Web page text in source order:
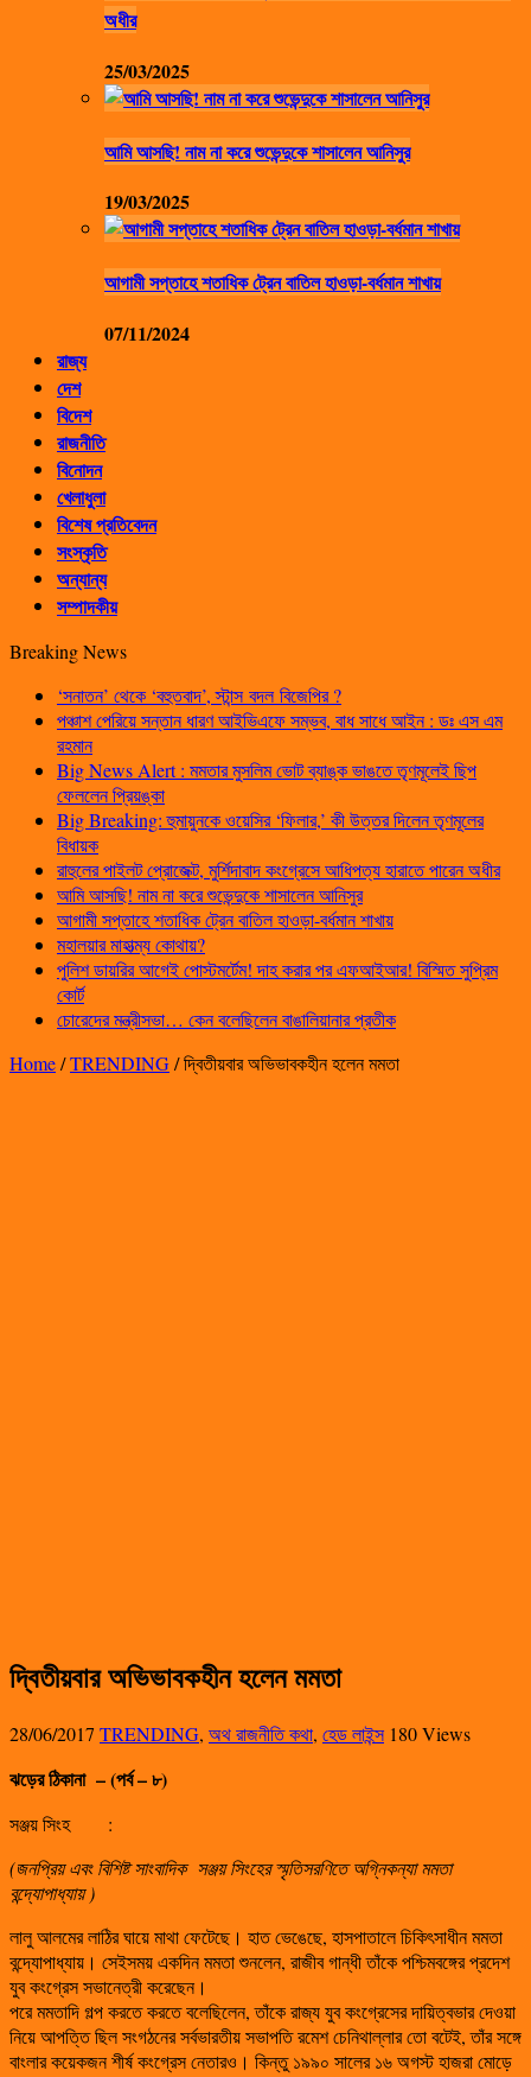
অধীর
25/03/2025
আমি আসছি! নাম না করে শুভেন্দুকে শাসালেন আনিসুর
19/03/2025
আগামী সপ্তাহে শতাধিক ট্রেন বাতিল হাওড়া-বর্ধমান শাখায়
07/11/2024
রাজ্য
দেশ
বিদেশ
রাজনীতি
বিনোদন
খেলাধুলা
বিশেষ প্রতিবেদন
সংস্কৃতি
অন্যান্য
সম্পাদকীয়
Breaking News
‘সনাতন’ থেকে ‘বহুতবাদ’, স্টান্স বদল বিজেপির ?
পঞ্চাশ পেরিয়ে সন্তান ধারণ আইভিএফে সম্ভব, বাধ সাধে আইন : ডঃ এস এম
রহমান
Big News Alert : মমতার মুসলিম ভোট ব্যাঙ্ক ভাঙতে তৃণমূলেই ছিপ
ফেললেন প্রিয়ঙ্কা
Big Breaking: হুমায়ুনকে ওয়েসির ‘ফিলার,’ কী উত্তর দিলেন তৃণমূলের
বিধায়ক
রাহুলের পাইলট প্রোজেক্ট, মুর্শিদাবাদ কংগ্রেসে আধিপত্য হারাতে পারেন অধীর
আমি আসছি! নাম না করে শুভেন্দুকে শাসালেন আনিসুর
আগামী সপ্তাহে শতাধিক ট্রেন বাতিল হাওড়া-বর্ধমান শাখায়
মহালয়ার মাহাত্ম্য কোথায়?
পুলিশ ডায়রির আগেই পোস্টমর্টেম! দাহ করার পর এফআইআর! বিস্মিত সুপ্রিম
কোর্ট
চোরেদের মন্ত্রীসভা… কেন বলেছিলেন বাঙালিয়ানার প্রতীক
Home/TRENDING/দ্বিতীয়বার অভিভাবকহীন হলেন মমতা
দ্বিতীয়বার অভিভাবকহীন হলেন মমতা
28/06/2017 TRENDING, অথ রাজনীতি কথা, হেড লাইন্স 180 Views
ঝড়ের ঠিকানা – (পর্ব – ৮)
সঞ্জয় সিংহ
:
(জনপ্রিয় এবং বিশিষ্ট সাংবাদিক সঞ্জয় সিংহের স্মৃতিসরণিতে অগ্নিকন্যা মমতা
বন্দ্যোপাধ্যায় )
লালু আলমের লাঠির ঘায়ে মাথা ফেটেছে। হাত ভেঙেছে, হাসপাতালে চিকিৎসাধীন মমতা
বন্দ্যোপাধ্যায়। সেইসময় একদিন মমতা শুনলেন, রাজীব গান্ধী তাঁকে পশ্চিমবঙ্গের প্রদেশ
যুব কংগ্রেস সভানেত্রী করেছেন।
পরে মমতাদি গল্প করতে করতে বলেছিলেন, তাঁকে রাজ্য যুব কংগ্রেসের দায়িত্বভার দেওয়া
নিয়ে আপত্তি ছিল সংগঠনের সর্বভারতীয় সভাপতি রমেশ চেনিথাল্লার তো বটেই, তাঁর সঙ্গে
বাংলার কয়েকজন শীর্ষ কংগ্রেস নেতারও। কিন্তু ১৯৯০ সালের ১৬ অগস্ট হাজরা মোড়ে